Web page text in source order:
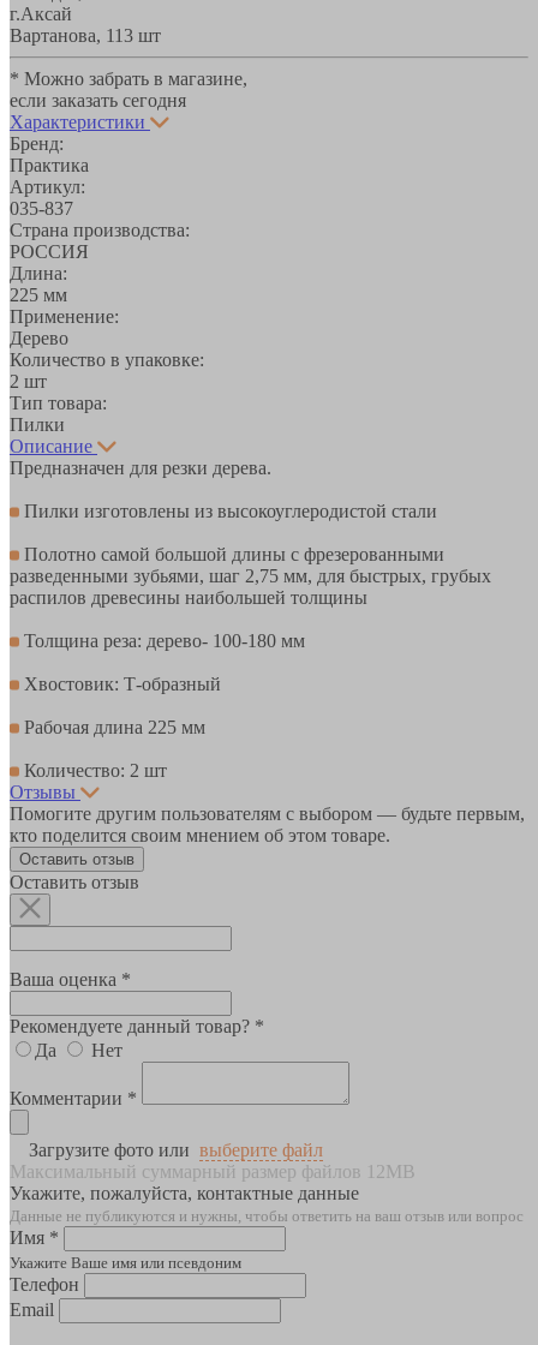
г.Аксай
Вартанова, 113 шт
* Можно забрать в магазине,
если заказать сегодня
Характеристики
Бренд:
Практика
Артикул:
035-837
Страна производства:
РОССИЯ
Длина:
225 мм
Применение:
Дерево
Количество в упаковке:
2 шт
Тип товара:
Пилки
Описание
Предназначен для резки дерева.
Пилки изготовлены из высокоуглеродистой стали
Полотно самой большой длины с фрезерованными
разведенными зубьями, шаг 2,75 мм, для быстрых, грубых
распилов древесины наибольшей толщины
Толщина реза: дерево- 100-180 мм
Хвостовик: Т-образный
Рабочая длина 225 мм
Количество: 2 шт
Отзывы
Помогите другим пользователям с выбором — будьте первым,
кто поделится своим мнением об этом товаре.
Оставить отзыв
Оставить отзыв
Ваша оценка *
Рекомендуете данный товар? *
Да
Нет
Комментарии *
Загрузите фото или выберите файл
Максимальный суммарный размер файлов 12MB
Укажите, пожалуйста, контактные данные
Данные не публикуются и нужны, чтобы ответить на ваш отзыв или вопрос
Имя *
Укажите Ваше имя или псевдоним
Телефон
Email